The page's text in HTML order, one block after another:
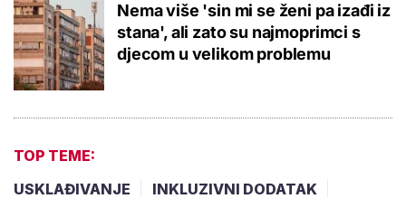
Nema više 'sin mi se ženi pa izađi iz
stana', ali zato su najmoprimci s
djecom u velikom problemu
TOP TEME:
USKLAĐIVANJE
INKLUZIVNI DODATAK